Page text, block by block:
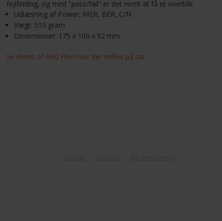
fejlfinding, og med "pass/fail" er det nemt at få et overblik.
Udlæsning af Power, MER, BER, C/N
Vægt: 510 gram
Dimensioner: 175 x 100 x 52 mm
Se demo af H30 Flex hvor der måles på sat